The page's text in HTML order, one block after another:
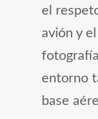
el
avión y
entorno
base